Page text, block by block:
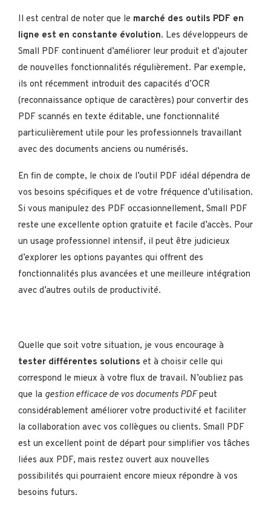
Il est central de noter que le marché des outils PDF en
ligne est en constante évolution. Les développeurs de
Small PDF continuent d’améliorer leur produit et d’ajouter
de nouvelles fonctionnalités régulièrement. Par exemple,
ils ont récemment introduit des capacités d’OCR
(reconnaissance optique de caractères) pour convertir des
PDF scannés en texte éditable, une fonctionnalité
particulièrement utile pour les professionnels travaillant
avec des documents anciens ou numérisés.
En fin de compte, le choix de l’outil PDF idéal dépendra de
vos besoins spécifiques et de votre fréquence d’utilisation.
Si vous manipulez des PDF occasionnellement, Small PDF
reste une excellente option gratuite et facile d’accès. Pour
un usage professionnel intensif, il peut être judicieux
d’explorer les options payantes qui offrent des
fonctionnalités plus avancées et une meilleure intégration
avec d’autres outils de productivité.
Quelle que soit votre situation, je vous encourage à
tester différentes solutions et à choisir celle qui
correspond le mieux à votre flux de travail. N’oubliez pas
que la gestion efficace de vos documents PDFpeut
considérablement améliorer votre productivité et faciliter
la collaboration avec vos collègues ou clients. Small PDF
est un excellent point de départ pour simplifier vos tâches
liées aux PDF, mais restez ouvert aux nouvelles
possibilités qui pourraient encore mieux répondre à vos
besoins futurs.